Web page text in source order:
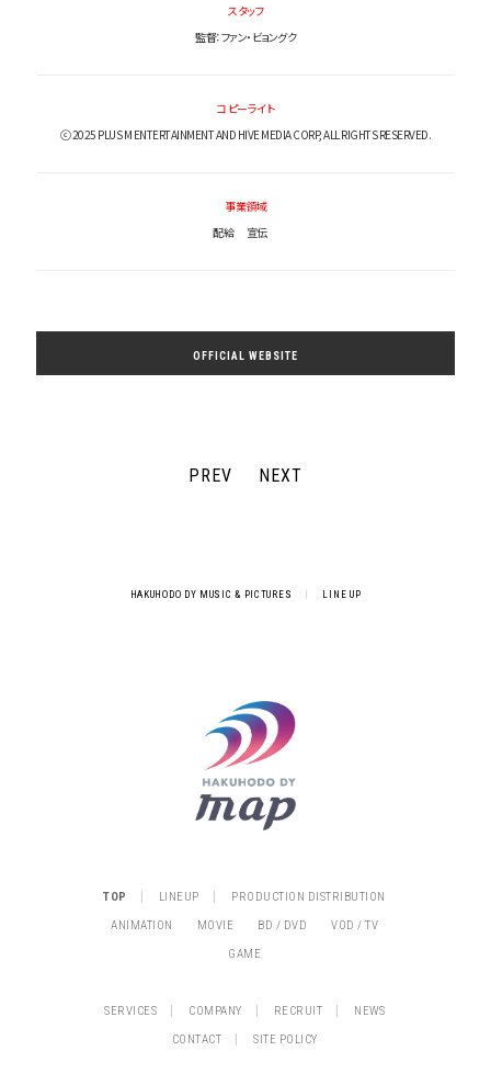
スタッフ
監督：ファン・ビョングク
コピーライト
ⓒ 2025 PLUS M ENTERTAINMENT AND HIVE MEDIA CORP, ALL RIGHTS RESERVED.
事業領域
配給
宣伝
OFFICIAL WEBSITE
PREV NEXT
HAKUHODO DY MUSIC & PICTURES LINE UP
TOP | LINEUP |
PRODUCTION DISTRIBUTION
ANIMATION
MOVIE BD / DVD
VOD / TV
GAME
SERVICES | COMPANY | RECRUIT |
NEWS
CONTACT
| SITE POLICY